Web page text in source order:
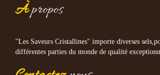
Àpropos
"Les Saveurs Cristallines" importe diverses
différentes parties du monde de qualité